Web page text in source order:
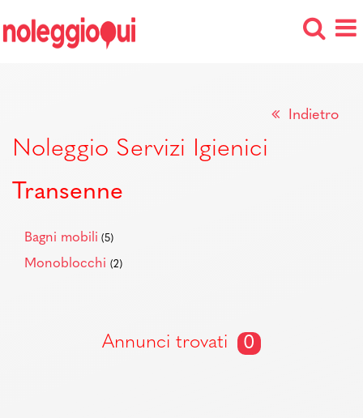
Indietro
Noleggio Servizi Igienici
Transenne
Bagni mobili (5)
Monoblocchi (2)
Annunci trovati 0